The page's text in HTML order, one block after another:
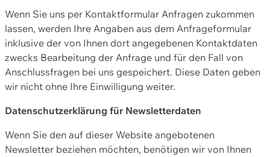
Wenn Sie uns per Kontaktformular Anfragen zukommen
lassen, werden Ihre Angaben aus dem Anfrageformular
inklusive der von Ihnen dort angegebenen Kontaktdaten
zwecks Bearbeitung der Anfrage und für den Fall von
Anschlussfragen bei uns gespeichert. Diese Daten geben
wir nicht ohne Ihre Einwilligung weiter.
Datenschutzerklärung für Newsletterdaten
Wenn Sie den auf dieser Website angebotenen
Newsletter beziehen möchten, benötigen wir von Ihnen